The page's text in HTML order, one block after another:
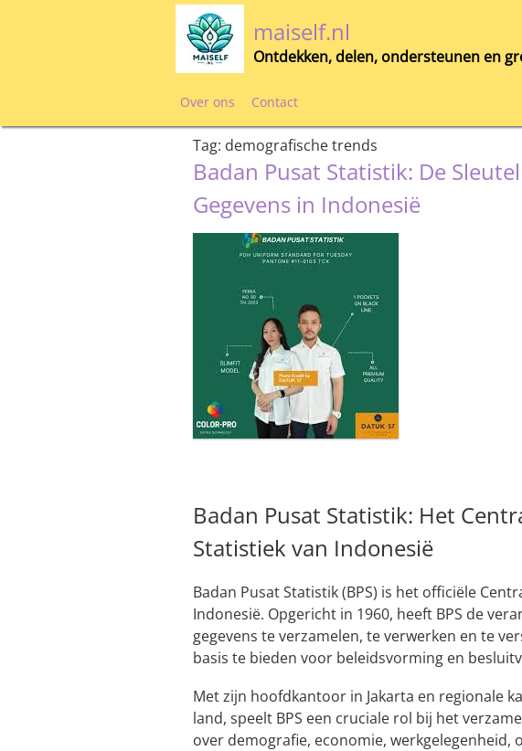
maiself.nl
Ontdekken, delen, ondersteunen en
Over ons Contact
Tag: demografische trends
Badan Pusat Statistik: De
Gegevens in Indonesië
Badan Pusat Statistik: Het
Statistiek van Indonesië
Badan Pusat Statistik (BPS) is het officiële
Indonesië. Opgericht in 1960, heeft BPS de
gegevens te verzamelen, te verwerken en te
basis te bieden voor beleidsvorming en
Met zijn hoofdkantoor in Jakarta en regionale
land, speelt BPS een cruciale rol bij het
over demografie, economie, werkgelegenheid,